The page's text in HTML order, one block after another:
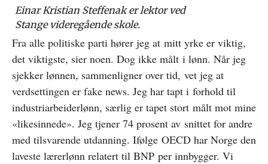
Einar Kristian Steffenak er lektor ved
Stange videregående skole.
Fra alle politiske parti hører jeg at mitt yrke er viktig,
det viktigste, sier noen. Dog ikke målt i lønn. Når jeg
sjekker lønnen, sammenligner over tid, vet jeg at
verdsettingen er fake news. Jeg har tapt i forhold til
industriarbeiderlønn, særlig er tapet stort målt mot mine
«likesinnede». Jeg tjener 74 prosent av snittet for andre
med tilsvarende utdanning. Ifølge OECD har Norge den
laveste lærerlønn relatert til BNP per innbygger. Vi